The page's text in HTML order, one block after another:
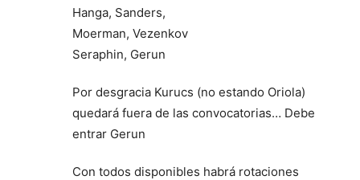
Hanga, Sanders,
Moerman, Vezenkov
Seraphin, Gerun
Por desgracia Kurucs (no estando Oriola)
quedará fuera de las convocatorias… Debe
entrar Gerun
Con todos disponibles habrá rotaciones